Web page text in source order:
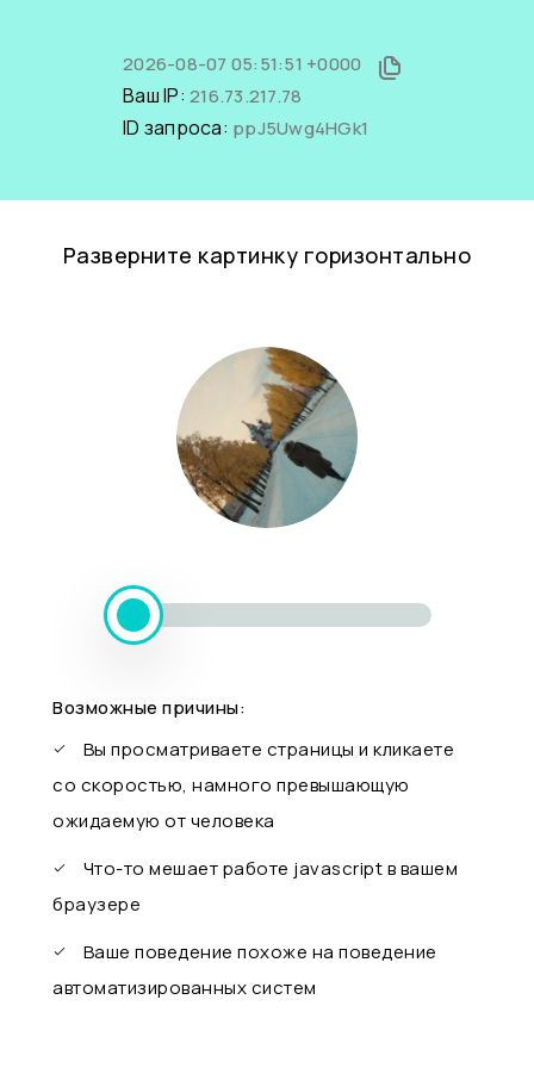
2026-08-07 05:51:51 +0000
Ваш IP: 216.73.217.78
ID запроса: ppJ5Uwg4HGk1
Разверните картинку горизонтально
Возможные причины:
Вы просматриваете страницы и кликаете
со скоростью, намного превышающую
ожидаемую от человека
Что-то мешает работе javascript в вашем
браузере
Ваше поведение похоже на поведение
автоматизированных систем